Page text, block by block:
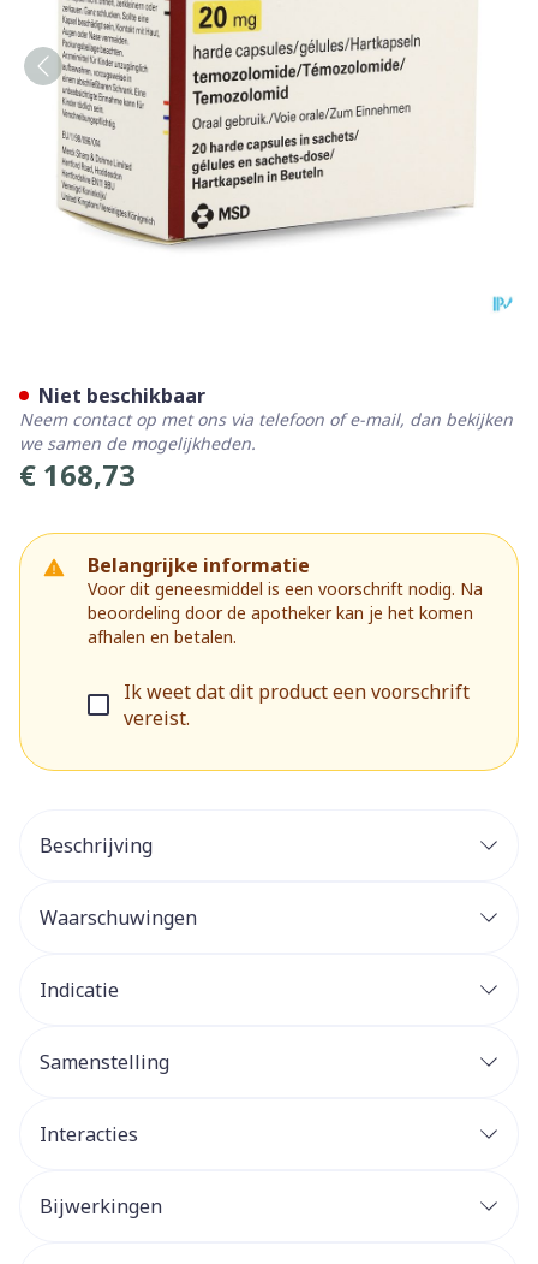
€ 168,73
Belangrijke informatie
Voor dit geneesmiddel is een voorschrift nodig. Na
beoordeling door de apotheker kan je het komen
afhalen en betalen.
Ik weet dat dit product een voorschrift
vereist.
Niet beschikbaar
Neem contact op met ons via telefoon of e-mail, dan bekijken
we samen de mogelijkheden.
Beschrijving
Waarschuwingen
Indicatie
Samenstelling
Interacties
Bijwerkingen